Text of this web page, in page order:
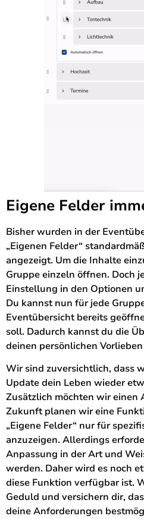
Eigene Felder
Bisher wurden in der
„Eigenen Felder“
angezeigt. Um die Inhalte
Gruppe einzeln öffnen. Doch
Einstellung in den Optionen
Du kannst nun für jede
Eventübersicht bereits
soll. Dadurch kannst du die
deinen persönlichen
Wir sind zuversichtlich, dass
Update dein Leben wieder
Zusätzlich möchten wir einen
Zukunft planen wir eine
„Eigene Felder“ nur für
anzuzeigen. Allerdings
Anpassung in der Art und
werden. Daher wird es noch
diese Funktion verfügbar ist.
Geduld und versichern dir,
deine Anforderungen